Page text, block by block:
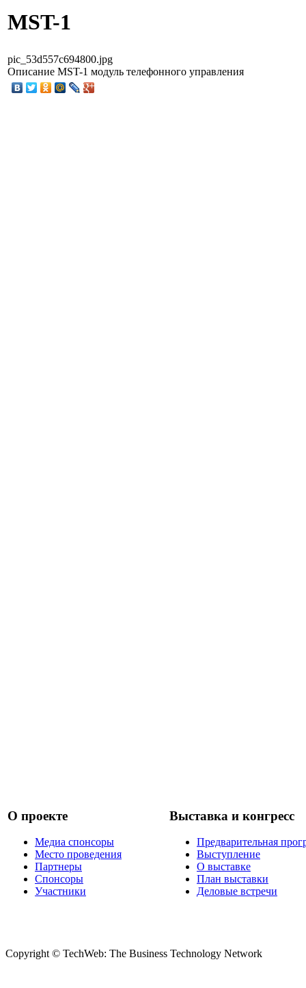
MST-1
pic_53d557c694800.jpg
Описание MST-1 модуль телефонного управления
О проекте
Медиа спонсоры
Место проведения
Партнеры
Спонсоры
Участники
Выставка и конгресс
Предварительная
Выступление
О выставке
План выставки
Деловые встречи
Copyright © TechWeb: The Business Technology Network